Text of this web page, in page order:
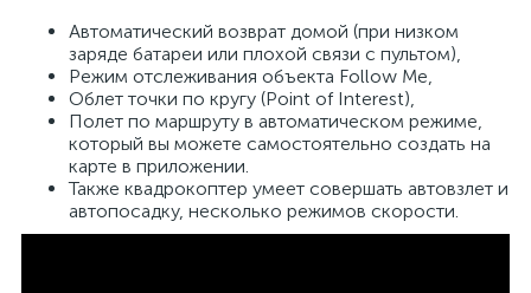
Автоматический возврат домой (при низком
заряде батареи или плохой связи с пультом),
Режим отслеживания объекта Follow Me,
Облет точки по кругу (Point of Interest),
Полет по маршруту в автоматическом режиме,
который вы можете самостоятельно создать на
карте в приложении.
Также квадрокоптер умеет совершать автовзлет и
автопосадку, несколько режимов скорости.